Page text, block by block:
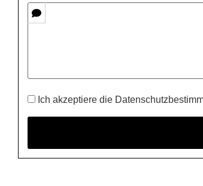
Ich akzeptiere die